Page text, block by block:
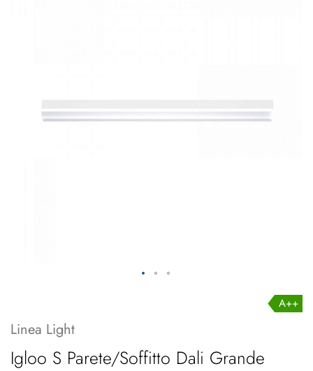
A++
Linea Light
Igloo S Parete/Soffitto Dali Grande